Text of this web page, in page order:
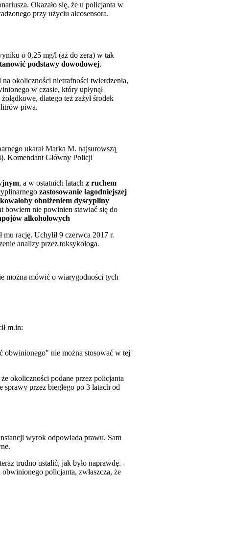
Okazało się, że u policjanta w
przy użyciu alcosensora.
o 0,25 mg/l (aż do zera) w tak
podstawy dowodowej.
okoliczności nietrafności twierdzenia,
w czasie, który upłynął
dlatego też zażył środek
piwa.
ukarał Marka M. najsurowszą
Komendant Główny Policji
, a w ostatnich latach z ruchem
zastosowanie łagodniejszej
obniżeniem dyscypliny
bowiem nie powinien stawiać się do
alkoholowych
rację. Uchylił 9 czerwca 2017 r.
analizy przez toksykologa.
można mówić o wiarygodności tych
m.in:
obwinionego" nie można stosować w tej
okoliczności podane przez policjanta
przez biegłego po 3 latach od
wyrok odpowiada prawu. Sam
trudno ustalić, jak było naprawdę. -
policjanta, zwłaszcza, że